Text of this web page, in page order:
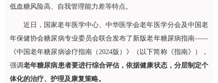
低血糖风险高、自我管理能力差等特点。
近日，国家老年医学中心、中华医学会老年医学分会及中国老
年保健协会糖尿病专业委员会联合发布了新版老年糖尿病指南——
《中国老年糖尿病诊疗指南（2024版）》（以下简称《指南》），
强调老年糖尿病患者要进行综合评估，依据健康状态，分层制定个
体化的治疗、护理及康复策略。